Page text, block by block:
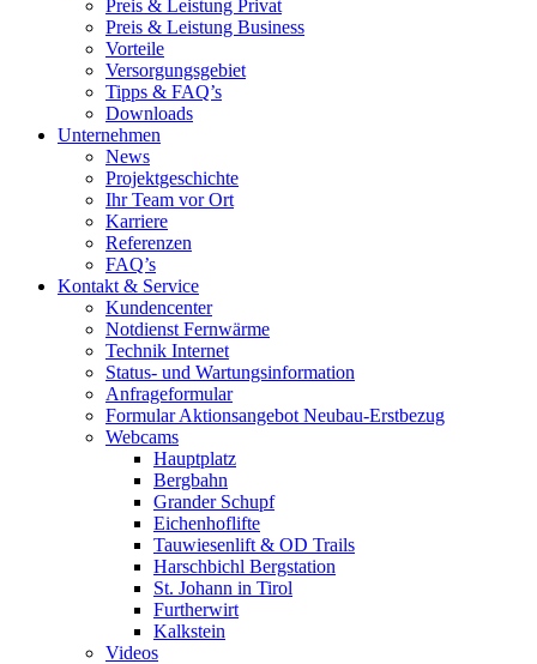
Preis & Leistung Privat
Preis & Leistung Business
Vorteile
Versorgungsgebiet
Tipps & FAQ’s
Downloads
Unternehmen
News
Projektgeschichte
Ihr Team vor Ort
Karriere
Referenzen
FAQ’s
Kontakt & Service
Kundencenter
Notdienst Fernwärme
Technik Internet
Status- und Wartungsinformation
Anfrageformular
Formular Aktionsangebot Neubau-Erstbezug
Webcams
Hauptplatz
Bergbahn
Grander Schupf
Eichenhoflifte
Tauwiesenlift & OD Trails
Harschbichl Bergstation
St. Johann in Tirol
Furtherwirt
Kalkstein
Videos